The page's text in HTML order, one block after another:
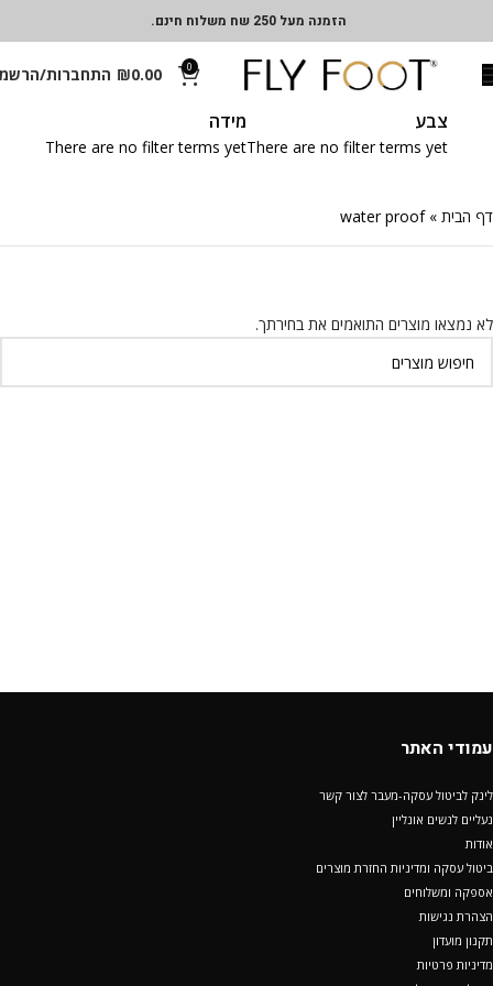
הזמנה מעל 250 שח משלוח חינם.
0
₪0.00 התחברות/
צבע
There are no filter terms yet
מידה
There are no filter terms yet
דף הבית »
water proof
לא נמצאו מוצרים התואמים את בחירתך.
עמודי האתר
לינק לביטול עסקה-מעבר לצור קשר
נעליים לנשים אונליין
אודות
ביטול עסקה ומדיניות החזרת מוצרים
אספקה ומשלוחים
הצהרת נגישות
תקנון מועדון
מדיניות פרטיות